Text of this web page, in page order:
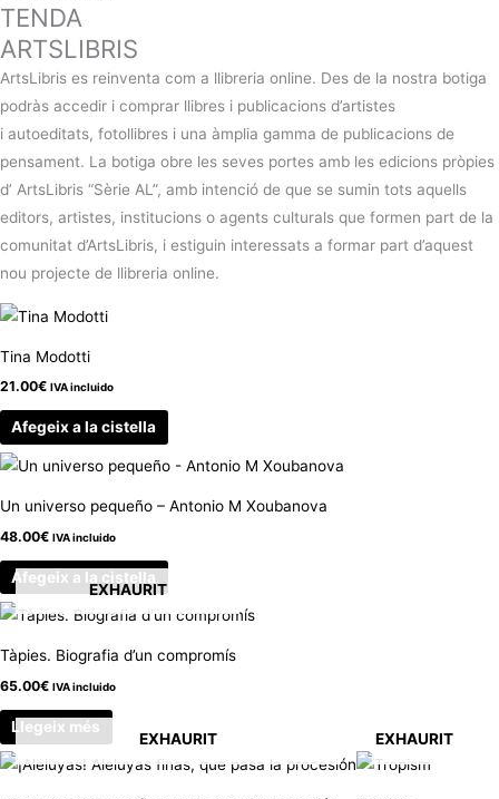
TENDA
ARTSLIBRIS
ArtsLibris es reinventa com a llibreria online. Des de la nostra botiga
podràs accedir i comprar llibres i publicacions d’artistes
i autoeditats, fotollibres i una àmplia gamma de publicacions de
pensament. La botiga obre les seves portes amb les edicions pròpies
d’ ArtsLibris “Sèrie AL”, amb intenció de que se sumin tots aquells
editors, artistes, institucions o agents culturals que formen part de la
comunitat d’ArtsLibris, i estiguin interessats a formar part d’aquest
nou projecte de llibreria online.
Tina Modotti
21.00€ IVA incluido
Afegeix a la cistella
Un universo pequeño – Antonio M Xoubanova
48.00€ IVA incluido
Afegeix a la cistella
EXHAURIT
Tàpies. Biografia d’un compromís
65.00€ IVA incluido
Llegeix més
EXHAURIT EXHAURIT